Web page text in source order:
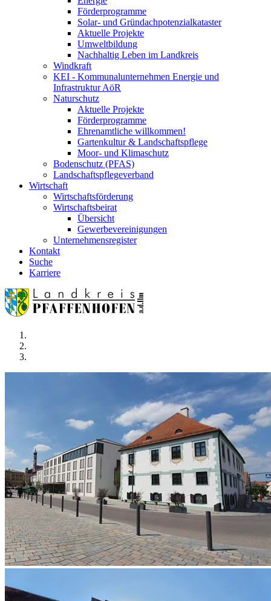
Förderprogramme
Solar- und Gründachpotenzialkataster
Aktuelle Projekte
Umweltbildung
Nachhaltig Leben im Landkreis
Windkraft
KEI - Kommunalunternehmen Energie und
Infrastruktur AöR
Naturschutz
Aktuelle Projekte
Förderprogramme
Ehrenamtliche willkommen!
Gartenkultur & Landschaftspflege
Moor- und Klimaschutz
Bodenschutz (PFAS)
Landschaftspflegeverband
Wirtschaft
Wirtschaftsförderung
Wirtschaftsbeirat
Übersicht
Gewerbevereinigungen
Unternehmensregister
Kontakt
Suche
Karriere